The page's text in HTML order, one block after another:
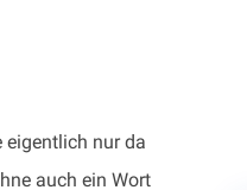
nur da
auch ein Wort